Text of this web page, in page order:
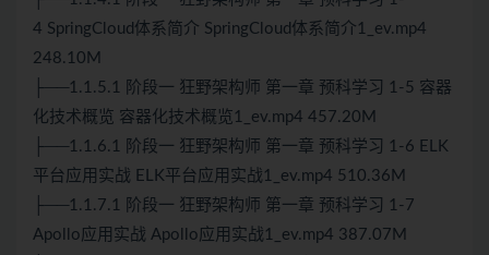
4 SpringCloud 体系简介 SpringCloud 体系简介1_ev.mp4
248.10M
├──1.1.5.1 阶段一 狂野架构师 第一章 预科学习 1-5 容器
化技术概览 容器化技术概览1_ev.mp4 457.20M
├──1.1.6.1 阶段一 狂野架构师 第一章 预科学习 1-6 ELK
平台应用实战 ELK平台应用实战1_ev.mp4 510.36M
├──1.1.7.1 阶段一 狂野架构师 第一章 预科学习 1-7
Apollo应用实战 Apollo应用实战1_ev.mp4 387.07M